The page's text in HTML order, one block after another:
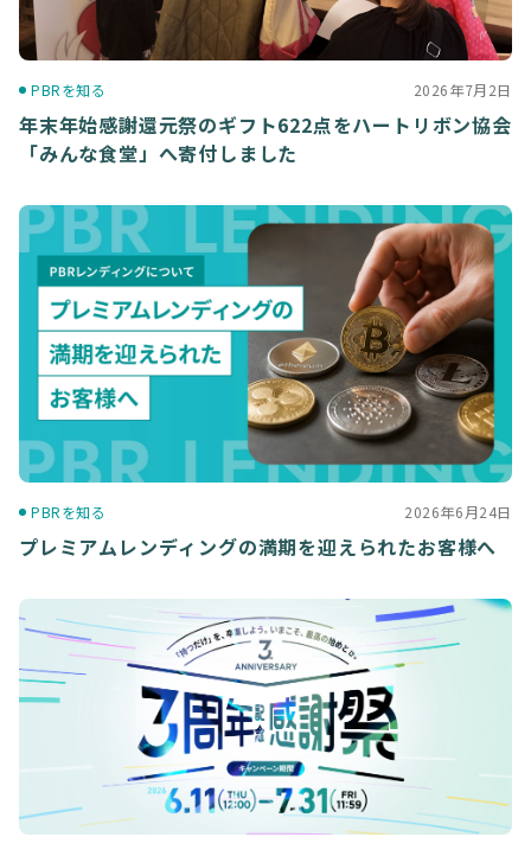
PBRを知る 2026年7月2日
年末年始感謝還元祭のギフト622点をハートリボン協会
「みんな食堂」へ寄付しました
PBRを知る 2026年6月24日
プレミアムレンディングの満期を迎えられたお客様へ